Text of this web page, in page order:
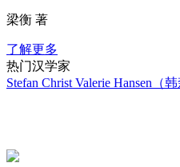
梁衡 著
了解更多
热门汉学家
Stefan Christ Valerie Hansen（韩